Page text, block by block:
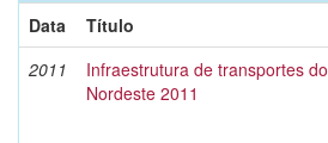
Data
Título
2011
Infraestrutura de transportes do
Nordeste 2011